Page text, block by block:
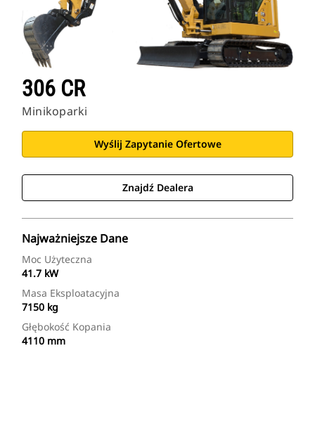
306 CR
Minikoparki
Wyślij Zapytanie Ofertowe
Znajdź Dealera
Najważniejsze Dane
Moc Użyteczna
41.7 kW
Masa Eksploatacyjna
7150 kg
Głębokość Kopania
4110 mm